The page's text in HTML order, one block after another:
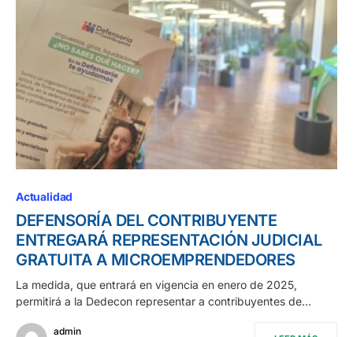
Actualidad
DEFENSORÍA DEL CONTRIBUYENTE
ENTREGARÁ REPRESENTACIÓN JUDICIAL
GRATUITA A MICROEMPRENDEDORES
La medida, que entrará en vigencia en enero de 2025,
permitirá a la Dedecon representar a contribuyentes de…
admin